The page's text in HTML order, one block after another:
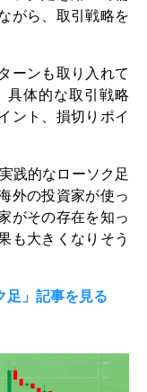
がら、取引戦略を
ーンも取り入れて
具体的な取引戦略
ント、損切りポイ
践的なローソク足
外の投資家が使っ
がその存在を知っ
も大きくなりそう
足」記事を見る